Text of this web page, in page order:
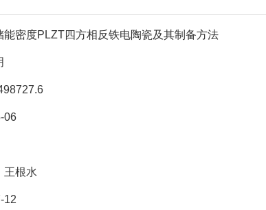
能密度PLZT四方相反铁电陶瓷及其制备方法
06
王根水
12